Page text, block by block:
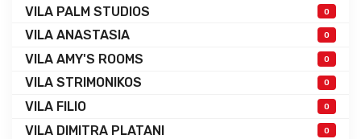
VILA PALM STUDIOS 0
VILA ANASTASIA 0
VILA AMY'S ROOMS 0
VILA STRIMONIKOS 0
VILA FILIO 0
VILA DIMITRA PLATANI 0